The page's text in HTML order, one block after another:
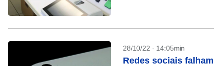
28/10/22 - 14:05min
Redes sociais falham